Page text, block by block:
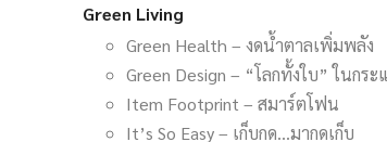
Green Living
Green Health – งดน้ำตาลเพิ่มพลัง
Green Design – “โลกทั้งใบ” ในกร
Item Footprint – สมาร์ตโฟน
It’s So Easy – เก็บกด…มากดเก็บ